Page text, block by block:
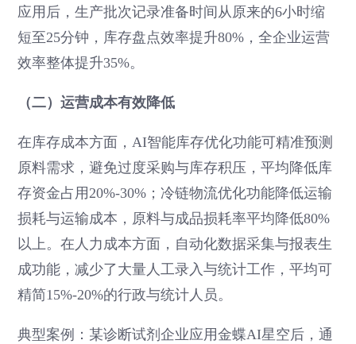
应用后，生产批次记录准备时间从原来的6小时缩
短至25分钟，库存盘点效率提升80%，全企业运营
效率整体提升35%。
（二）运营成本有效降低
在库存成本方面，AI智能库存优化功能可精准预测
原料需求，避免过度采购与库存积压，平均降低库
存资金占用20%-30%；冷链物流优化功能降低运输
损耗与运输成本，原料与成品损耗率平均降低80%
以上。在人力成本方面，自动化数据采集与报表生
成功能，减少了大量人工录入与统计工作，平均可
精简15%-20%的行政与统计人员。
典型案例：某诊断试剂企业应用金蝶AI星空后，通